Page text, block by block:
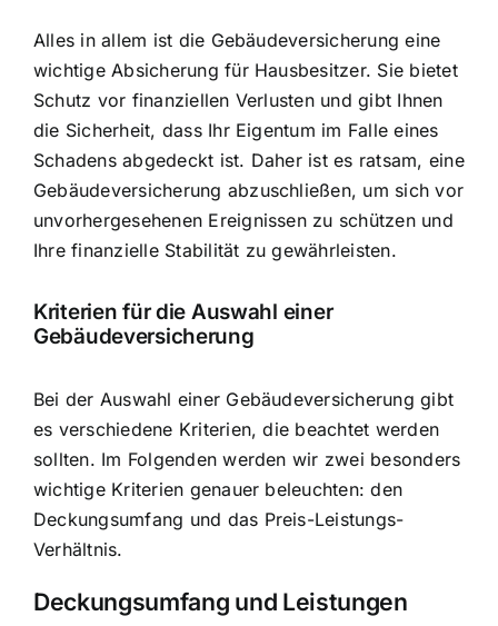
Alles in allem ist die Gebäudeversicherung eine
wichtige Absicherung für Hausbesitzer. Sie bietet
Schutz vor finanziellen Verlustenund gibt Ihnen
die Sicherheit, dass Ihr Eigentum im Falle eines
Schadens abgedeckt ist. Daher ist es ratsam, eine
Gebäudeversicherung abzuschließen, um sich vor
unvorhergesehenen Ereignissen zu schützen und
Ihre finanzielle Stabilität zu gewährleisten.
Kriterien für die Auswahl einer
Gebäudeversicherung
Bei der Auswahl einer Gebäudeversicherung gibt
es verschiedene Kriterien, die beachtet werden
sollten. Im Folgenden werden wir zwei besonders
wichtige Kriterien genauer beleuchten: den
Deckungsumfang und das Preis-Leistungs-
Verhältnis.
Deckungsumfang und Leistungen